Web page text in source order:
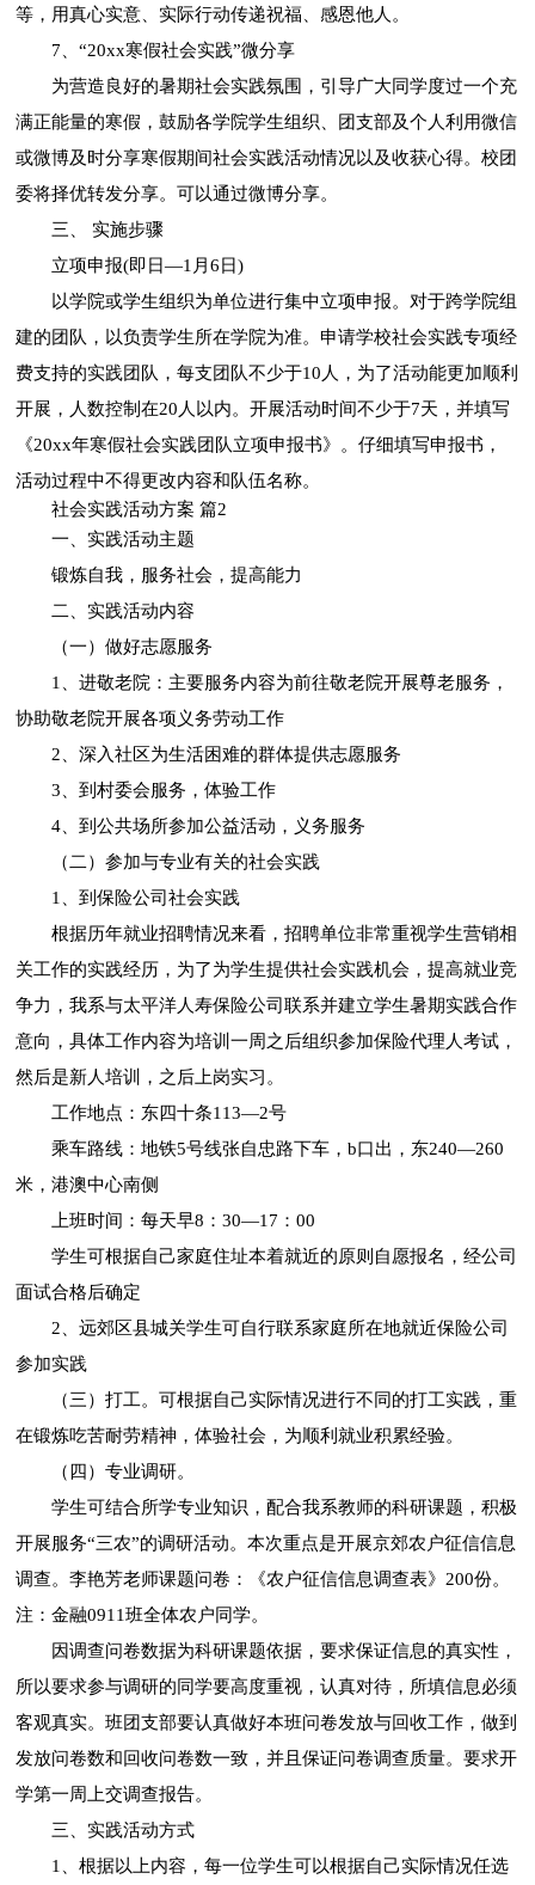
等，用真心实意、实际行动传递祝福、感恩他人。
7、“20xx寒假社会实践”微分享
为营造良好的暑期社会实践氛围，引导广大同学度过一个充
满正能量的寒假，鼓励各学院学生组织、团支部及个人利用微信
或微博及时分享寒假期间社会实践活动情况以及收获心得。校团
委将择优转发分享。可以通过微博分享。
三、 实施步骤
立项申报(即日—1月6日)
以学院或学生组织为单位进行集中立项申报。对于跨学院组
建的团队，以负责学生所在学院为准。申请学校社会实践专项经
费支持的实践团队，每支团队不少于10人，为了活动能更加顺利
开展，人数控制在20人以内。开展活动时间不少于7天，并填写
《20xx年寒假社会实践团队立项申报书》。仔细填写申报书，
活动过程中不得更改内容和队伍名称。
社会实践活动方案 篇2
一、实践活动主题
锻炼自我，服务社会，提高能力
二、实践活动内容
（一）做好志愿服务
1、进敬老院：主要服务内容为前往敬老院开展尊老服务，
协助敬老院开展各项义务劳动工作
2、深入社区为生活困难的群体提供志愿服务
3、到村委会服务，体验工作
4、到公共场所参加公益活动，义务服务
（二）参加与专业有关的社会实践
1、到保险公司社会实践
根据历年就业招聘情况来看，招聘单位非常重视学生营销相
关工作的实践经历，为了为学生提供社会实践机会，提高就业竞
争力，我系与太平洋人寿保险公司联系并建立学生暑期实践合作
意向，具体工作内容为培训一周之后组织参加保险代理人考试，
然后是新人培训，之后上岗实习。
工作地点：东四十条113—2号
乘车路线：地铁5号线张自忠路下车，b口出，东240—260
米，港澳中心南侧
上班时间：每天早8：30—17：00
学生可根据自己家庭住址本着就近的原则自愿报名，经公司
面试合格后确定
2、远郊区县城关学生可自行联系家庭所在地就近保险公司
参加实践
（三）打工。可根据自己实际情况进行不同的打工实践，重
在锻炼吃苦耐劳精神，体验社会，为顺利就业积累经验。
（四）专业调研。
学生可结合所学专业知识，配合我系教师的科研课题，积极
开展服务“三农”的调研活动。本次重点是开展京郊农户征信信息
调查。李艳芳老师课题问卷：《农户征信信息调查表》200份。
注：金融0911班全体农户同学。
因调查问卷数据为科研课题依据，要求保证信息的真实性，
所以要求参与调研的同学要高度重视，认真对待，所填信息必须
客观真实。班团支部要认真做好本班问卷发放与回收工作，做到
发放问卷数和回收问卷数一致，并且保证问卷调查质量。要求开
学第一周上交调查报告。
三、实践活动方式
1、根据以上内容，每一位学生可以根据自己实际情况任选